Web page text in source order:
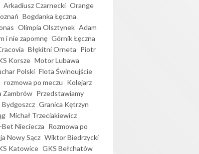
Arkadiusz Czarnecki Orange
Bogdanka Łęczna
Olimpia Olsztynek Adam
i nie zapomnę Górnik Łęczna
Błękitni Orneta Piotr
Korsze Motor Lubawa
Polski Flota Świnoujście
rozmowa po meczu Kolejarz
Zambrów Przedstawiamy
Bydgoszcz Granica Kętrzyn
Michał Trzeciakiewicz
Nieciecza Rozmowa po
Nowy Sącz Wiktor Biedrzycki
Katowice GKS Bełchatów